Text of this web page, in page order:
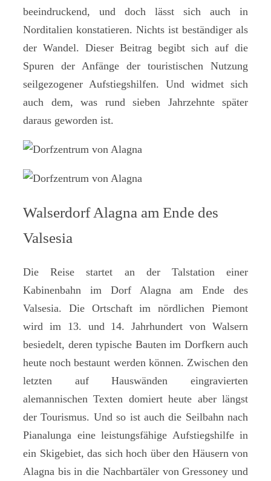
beeindruckend, und doch lässt sich auch in
Norditalien konstatieren. Nichts ist beständiger als
der Wandel. Dieser Beitrag begibt sich auf die
Spuren der Anfänge der touristischen Nutzung
seilgezogener Aufstiegshilfen. Und widmet sich
auch dem, was rund sieben Jahrzehnte später
daraus geworden ist.
Walserdorf Alagna am Ende des
Valsesia
Die Reise startet an der Talstation einer
Kabinenbahn im Dorf Alagna am Ende des
Valsesia. Die Ortschaft im nördlichen Piemont
wird im 13. und 14. Jahrhundert von Walsern
besiedelt, deren typische Bauten im Dorfkern auch
heute noch bestaunt werden können. Zwischen den
letzten auf Hauswänden eingravierten
alemannischen Texten domiert heute aber längst
der Tourismus. Und so ist auch die Seilbahn nach
Pianalunga eine leistungsfähige Aufstiegshilfe in
ein Skigebiet, das sich hoch über den Häusern von
Alagna bis in die Nachbartäler von Gressoney und